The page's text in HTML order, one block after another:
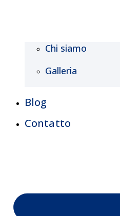
Chi siamo
Galleria
Blog
Contatto